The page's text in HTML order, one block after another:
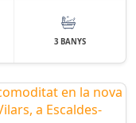
3 BANYS